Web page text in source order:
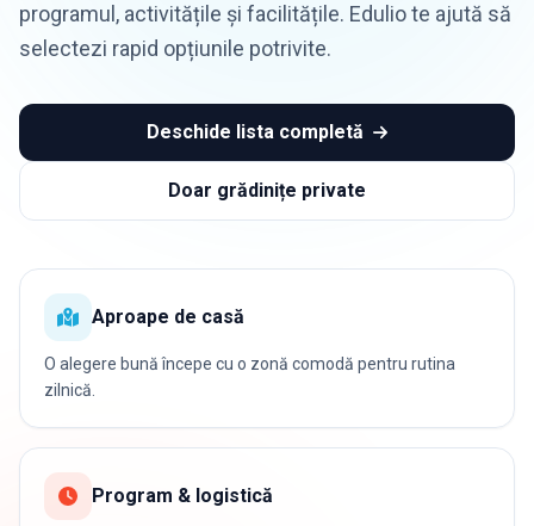
programul, activitățile și facilitățile. Edulio te ajută să
selectezi rapid opțiunile potrivite.
Deschide lista completă
Doar grădinițe private
Aproape de casă
O alegere bună începe cu o zonă comodă pentru rutina
zilnică.
Program & logistică